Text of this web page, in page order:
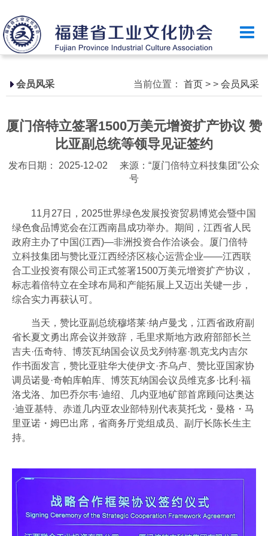
首页
乐竞（中国）简介
政策法规
省级政策
工业文化
会员风采
乐竞（中国）月刊
联系我们
会员风采 当前位置： 首页 > > 会员风采
厦门倍特立签署1500万美元增资扩产协议 赞
比亚副总统等领导见证签约
发布日期： 2025-12-02
来源：“厦门倍特立科技集团”公众
号
11月27日，2025世界绿色发展投资贸易博览会暨中国
绿色食品博览会在江西南昌成功举办。期间，江西省人民
政府主办了中国(江西)—非洲投资合作洽谈会。厦门倍特
立科技集团与赞比亚江西经济区核心运营企业——江西联
合工业投资有限公司正式签署1500万美元增资扩产协议，
标志着倍特立在全球布局和产能拓展上又迈出关键一步，
综合实力再获认可。
当天，赞比亚副总统穆塔莱·纳卢曼戈，江西省政府副
省长夏文勇出席会议并致辞，毛里求斯地方政府部部长兰
吉夫·伍奇特、博茨瓦纳国会议员戈列特塞·凯克戈内吉尔
作书面发言，赞比亚驻华大使伊文·齐乌卢、赞比亚国家协
调员诺曼·奇帕库帕库、博茨瓦纳国会议员维克多·比利·福
洛戈洛、加巴乔尔韦·迪绍、几内亚地矿部首席顾问达奥达
·迪亚基特、赤道几内亚农业部特别代表莫托戈・曼格・马
里亚诺・姆巴出席，省商务厅党组成员、副厅长陈长生主
持。